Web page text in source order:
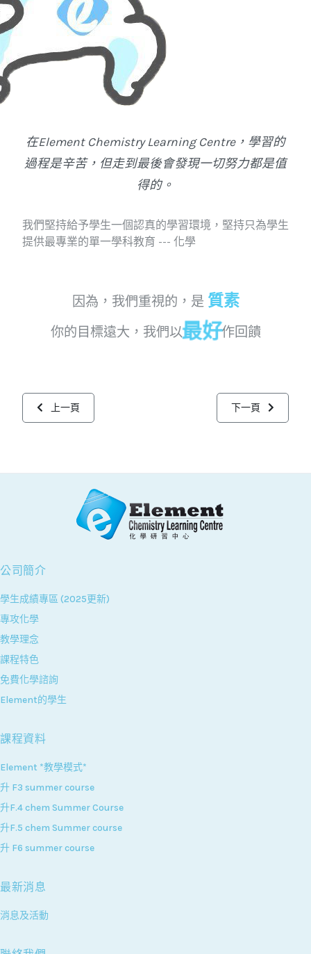
在Element Chemistry Learning Centre，學習的
過程是辛苦，但走到最後會發現一切努力都是值
得的。
我們堅持給予學生一個認真的學習環境，堅持只為學生
提供最專業的單一學科教育 --- 化學
因為，我們重視的，是 質素
你的目標遠大，我們以最好作回饋
上一篇文章: 課程特色
上一頁 下一篇文章: 專攻
下一頁
公司簡介
學生成績專區 (2025更新)
專攻化學
教學理念
課程特色
免費化學諮詢
Element的學生
課程資料
Element *教學模式*
升 F3 summer course
升F.4 chem Summer Course
升F.5 chem Summer course
升 F6 summer course
最新消息
消息及活動